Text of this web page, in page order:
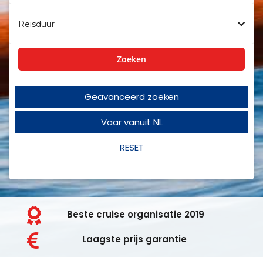
Reisduur
Zoeken
Geavanceerd zoeken
Vaar vanuit NL
RESET
Beste cruise organisatie 2019
Laagste prijs garantie